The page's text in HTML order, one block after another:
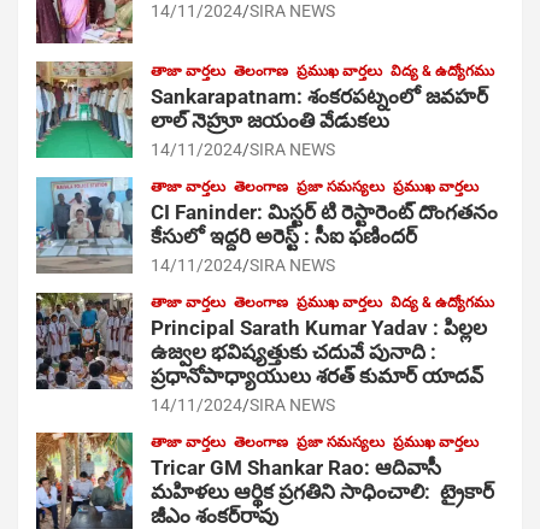
14/11/2024 SIRA NEWS
తాజా వార్తలు తెలంగాణ ప్రముఖ వార్తలు విద్య & ఉద్యోగము
Sankarapatnam: శంకరపట్నంలో జవహర్
లాల్ నెహ్రూ జయంతి వేడుకలు
14/11/2024 SIRA NEWS
తాజా వార్తలు తెలంగాణ ప్రజా సమస్యలు ప్రముఖ వార్తలు
CI Faninder: మిస్టర్ టి రెస్టారెంట్ దొంగతనం
కేసులో ఇద్దరి అరెస్ట్ : సీఐ ఫణిందర్
14/11/2024 SIRA NEWS
తాజా వార్తలు తెలంగాణ ప్రముఖ వార్తలు విద్య & ఉద్యోగము
Principal Sarath Kumar Yadav : పిల్లల
ఉజ్వల భవిష్యత్తుకు చదువే పునాది :
ప్రధానోపాధ్యాయులు శరత్ కుమార్ యాదవ్
14/11/2024 SIRA NEWS
తాజా వార్తలు తెలంగాణ ప్రజా సమస్యలు ప్రముఖ వార్తలు
Tricar GM Shankar Rao: ఆదివాసీ
మహిళలు ఆర్థిక ప్రగతిని సాధించాలి: ట్రైకార్
జీఎం శంకర్‌రావు